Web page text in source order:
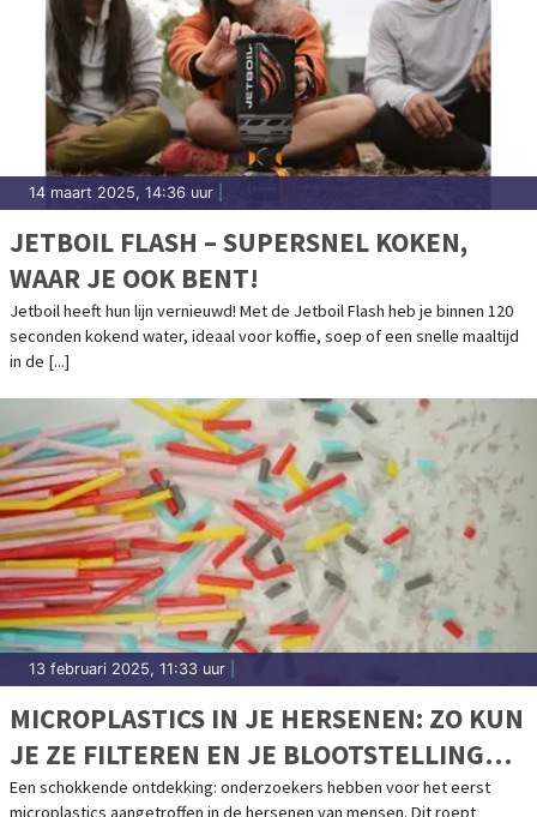
14 maart 2025, 14:36 uur
JETBOIL FLASH – SUPERSNEL KOKEN,
WAAR JE OOK BENT!
Jetboil heeft hun lijn vernieuwd! Met de Jetboil Flash heb je binnen 120
seconden kokend water, ideaal voor koffie, soep of een snelle maaltijd
in de [...]
13 februari 2025, 11:33 uur
MICROPLASTICS IN JE HERSENEN: ZO KUN
JE ZE FILTEREN EN JE BLOOTSTELLING
VERMINDEREN
Een schokkende ontdekking: onderzoekers hebben voor het eerst
microplastics aangetroffen in de hersenen van mensen. Dit roept